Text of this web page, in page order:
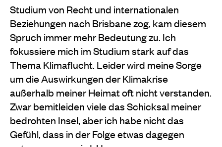
Studium von Recht und internationalen
Beziehungen nach Brisbane zog, kam diesem
Spruch immer mehr Bedeutung zu. Ich
fokussiere mich im Studium stark auf das
Thema Klimaflucht. Leider wird meine Sorge
um die Auswirkungen der Klimakrise
außerhalb meiner Heimat oft nicht verstanden.
Zwar bemitleiden viele das Schicksal meiner
bedrohten Insel, aber ich habe nicht das
Gefühl, dass in der Folge etwas dagegen